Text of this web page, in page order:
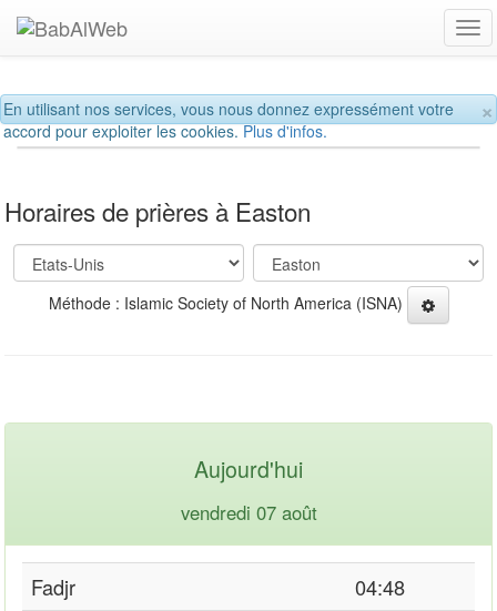
×
En utilisant nos services, vous nous donnez expressément votre
accord pour exploiter les cookies.Plus d'infos.
Horaires de prières à Easton
Méthode : Islamic Society of North America (ISNA)
Aujourd'hui
vendredi 07 août
Fadjr
04:48